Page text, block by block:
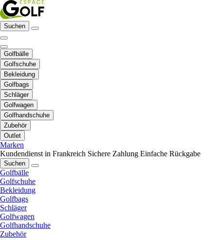
Suchen
Golfbälle
Golfschuhe
Bekleidung
Golfbags
Schläger
Golfwagen
Golfhandschuhe
Zubehör
Outlet
Marken
Kundendienst in Frankreich Sichere Zahlung Einfache Rückgabe
Suchen
Golfbälle
Golfschuhe
Bekleidung
Golfbags
Schläger
Golfwagen
Golfhandschuhe
Zubehör